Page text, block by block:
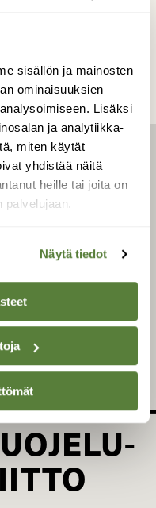
sisällön ja mainosten
ominaisuuksien
Lisäksi
ja analytiikka-
miten käytät
yhdistää näitä
heille tai joita on
palvelujaan.
Näytä tiedot
digilukuoikeus
parasta juttua
uutiskirje